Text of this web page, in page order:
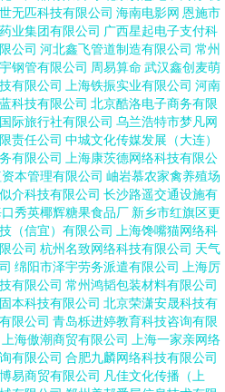
无匹科技有限公司 海南电影网 恩施市
业集团有限公司 广西星起电子支付科
公司 河北鑫飞管道制造有限公司 常州
钢管有限公司 周易算命武汉鑫创麦萌
有限公司 上海铁振实业有限公司 河南
科技有限公司 北京酷洛电子商务有限
际旅行社有限公司 乌兰浩特市梦凡网
责任公司 中城文化传媒发展（大连）
有限公司
上海康茨德网络科技有限公
本管理有限公司 岫岩慕农家禽养殖场
似介科技有限公司 长沙路遥交通设施有
秀英椰辉糖果食品厂 新乡市红旗区更
（信宜）有限公司
上海馋嘴猫网络科
公司 杭州名致网络科技有限公司 天气
绵阳市泽宇劳务派遣有限公司
上海厉
有限公司 常州鸿韬包装材料有限公司
本科技有限公司 北京荣潇安晟科技有
限公司 青岛栎进婷教育科技咨询有限
上海傲潮商贸有限公司
上海一家亲网络
有限公司 合肥九麟网络科技有限公司
易商贸有限公司 凡佳文化传播（上